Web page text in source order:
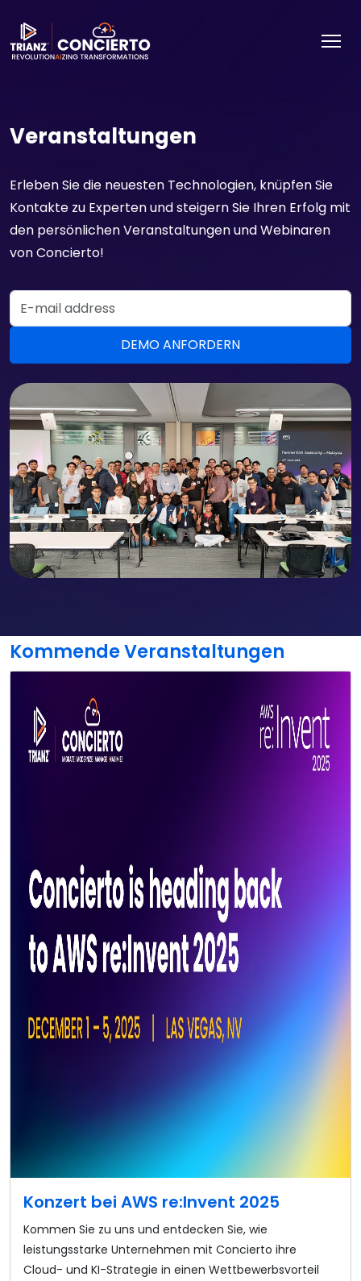
Veranstaltungen
Erleben Sie die neuesten Technologien, knüpfen Sie
Kontakte zu Experten und steigern Sie Ihren Erfolg mit
den persönlichen Veranstaltungen und Webinaren
von Concierto!
Email Address
Kommende Veranstaltungen
Konzert bei AWS re:Invent 2025
Kommen Sie zu uns und entdecken Sie, wie
leistungsstarke Unternehmen mit Concierto ihre
Cloud- und KI-Strategie in einen Wettbewerbsvorteil